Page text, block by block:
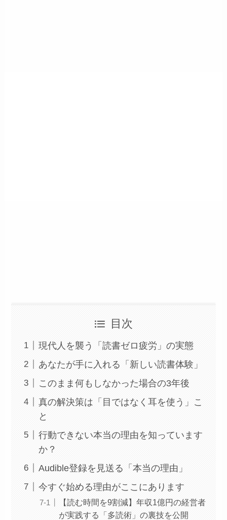
目次
現代人を襲う「読書ゼロ疲労」の実態
あなたが手に入れる「新しい読書体験」
このまま何もしなかった場合の3年後
真の解決策は「目ではなく耳を使う」こ
と
行動できない本当の理由を知っています
か？
Audible登録を見送る「本当の理由」
今すぐ始める理由がここにあります
【読む時間を9割減】年収1億円の経営者
が実践する「多読術」の裏技を公開